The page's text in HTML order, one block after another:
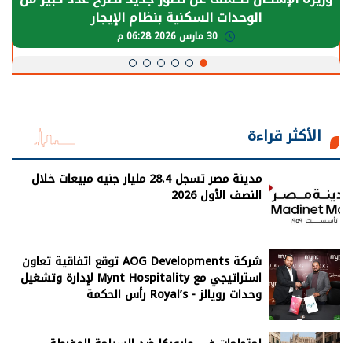
الوحدات السكنية بنظام الإيجار
الأكثر قراءة
مدينة مصر تسجل 28.4 مليار جنيه مبيعات خلال
النصف الأول 2026
شركة AOG Developments توقع اتفاقية تعاون
استراتيجي مع Mynt Hospitality لإدارة وتشغيل
وحدات رويالز - Royal’s رأس الحكمة